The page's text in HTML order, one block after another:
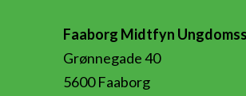
Faaborg Midtfyn
Grønnegade 40
5600 Faaborg